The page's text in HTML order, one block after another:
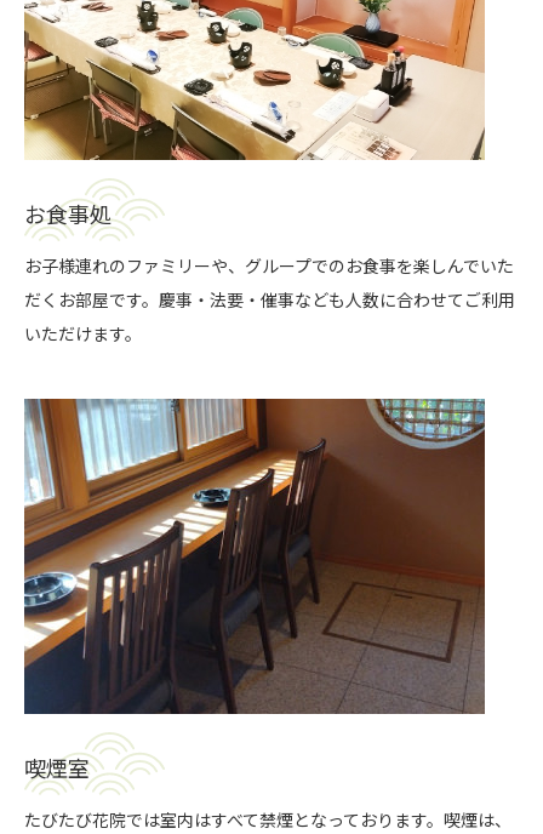
お食事処
お子様連れのファミリーや、グループでのお食事を楽しんでいた
だくお部屋です。慶事・法要・催事なども人数に合わせてご利用
いただけます。
喫煙室
たびたび花院では室内はすべて禁煙となっております。喫煙は、